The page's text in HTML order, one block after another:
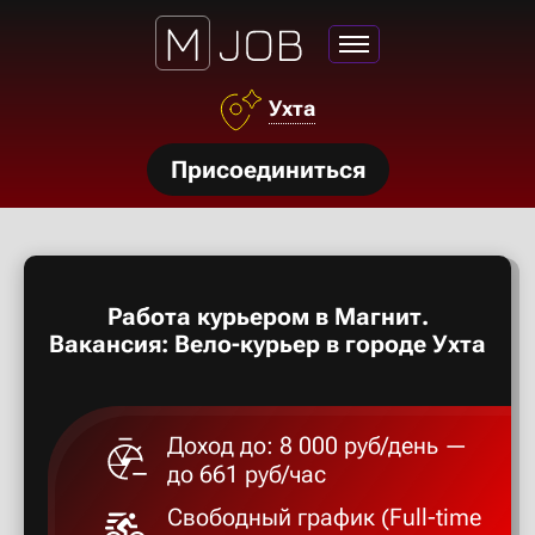
Алексин
Ухта
Присоединиться
Работа курьером в Магнит.
Вакансия: Вело-курьер в городе Ухта
Доход до: 8 000 руб/день —
до 661 руб/час
Свободный график (Full-time